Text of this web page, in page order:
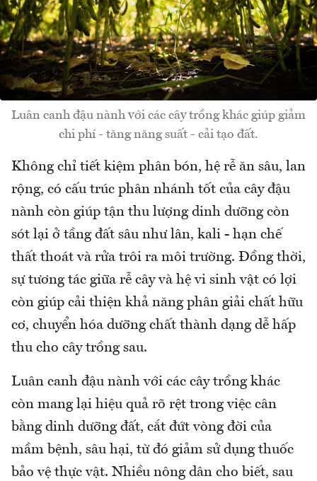
Luân canh đậu nành với các cây trồng khác giúp giảm
chi phí - tăng năng suất - cải tạo đất.
Không chỉ tiết kiệm phân bón, hệ rễ ăn sâu, lan
rộng, có cấu trúc phân nhánh tốt của cây đậu
nành còn giúp tận thu lượng dinh dưỡng còn
sót lại ở tầng đất sâu như lân, kali - hạn chế
thất thoát và rửa trôi ra môi trường. Đồng thời,
sự tương tác giữa rễ cây và hệ vi sinh vật có lợi
còn giúp cải thiện khả năng phân giải chất hữu
cơ, chuyển hóa dưỡng chất thành dạng dễ hấp
thu cho cây trồng sau.
Luân canh đậu nành với các cây trồng khác
còn mang lại hiệu quả rõ rệt trong việc cân
bằng dinh dưỡng đất, cắt đứt vòng đời của
mầm bệnh, sâu hại, từ đó giảm sử dụng thuốc
bảo vệ thực vật. Nhiều nông dân cho biết, sau